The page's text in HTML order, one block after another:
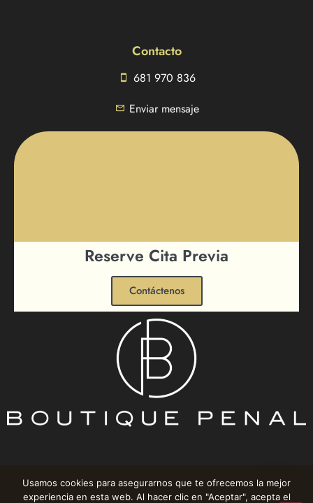
Contacto
681 970 836
Enviar mensaje
Reserve Cita Previa
Contáctenos
Usamos cookies para asegurarnos que te ofrecemos la mejor
experiencia en esta web. Al hacer clic en "Aceptar", acepta el1